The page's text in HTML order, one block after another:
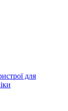
для